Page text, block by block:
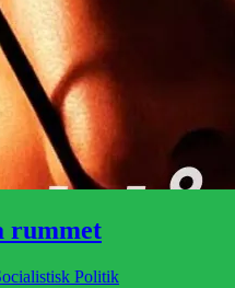
rummet
Politik